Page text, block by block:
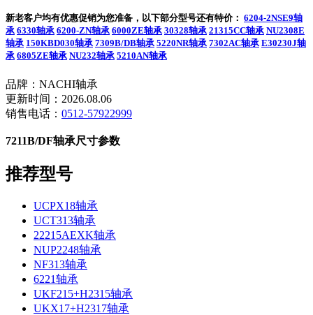
新老客户均有优惠促销为您准备，以下部分型号还有特价： 6204-2NSE9轴
承 6330轴承 6200-ZN轴承 6000ZE轴承 30328轴承 21315CC轴承 NU2308E
轴承 150KBD030轴承 7309B/DB轴承 5220NR轴承 7302AC轴承 E30230J轴
承 6805ZE轴承 NU232轴承 5210AN轴承
品牌：NACHI轴承
更新时间：2026.08.06
销售电话： 0512-57922999
7211B/DF轴承尺寸参数
推荐型号
UCPX18轴承
UCT313轴承
22215AEXK轴承
NUP2248轴承
NF313轴承
6221轴承
UKF215+H2315轴承
UKX17+H2317轴承